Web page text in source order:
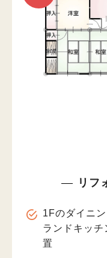
リフ
1Fのダイニ
ランドキッチ
置